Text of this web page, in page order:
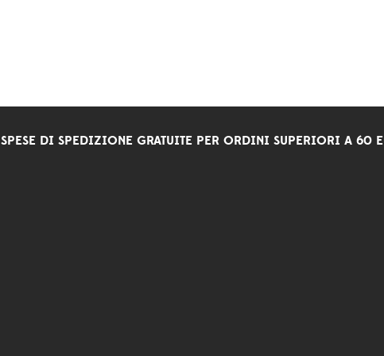
SPESE DI SPEDIZIONE GRATUITE PER ORDINI SUPERIORI A 60